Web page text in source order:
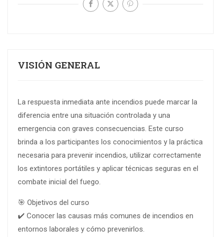
VISIÓN GENERAL
La respuesta inmediata ante incendios puede marcar la
diferencia entre una situación controlada y una
emergencia con graves consecuencias. Este curso
brinda a los participantes los conocimientos y la práctica
necesaria para prevenir incendios, utilizar correctamente
los extintores portátiles y aplicar técnicas seguras en el
combate inicial del fuego.
🎯 Objetivos del curso
✔️ Conocer las causas más comunes de incendios en
entornos laborales y cómo prevenirlos.